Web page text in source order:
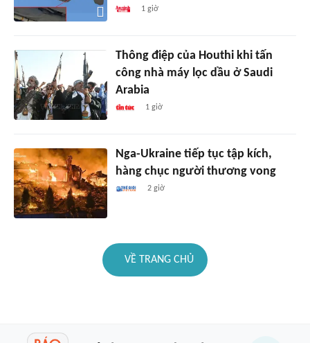
1 giờ
Thông điệp của Houthi khi tấn
công nhà máy lọc dầu ở Saudi
Arabia
1 giờ
Nga-Ukraine tiếp tục tập kích,
hàng chục người thương vong
2 giờ
VỀ TRANG CHỦ